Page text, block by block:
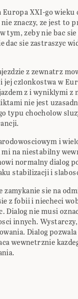
XXI-go wieku
znaczy, ze jest to
tym, zeby nie bac
dac sie zastraszyc
z zewnatrz
jej czlonkostwa w
z i wyniklymi z
nie jest
typu chocholow
i
mi na niestabilny
normalny dialog
stabilizacji i
zamykanie sie na
z fobii i niecheci
Dialog nie musi
innych.
Dialog
wewnetrznie